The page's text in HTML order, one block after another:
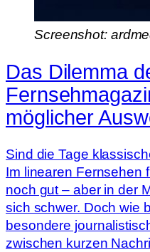
Screenshot:
Das Dilemma
möglicher
Sind die Tage
Im linearen Fernsehen
noch gut – aber in der
sich schwer. Doch wie
besondere
zwischen kurzen